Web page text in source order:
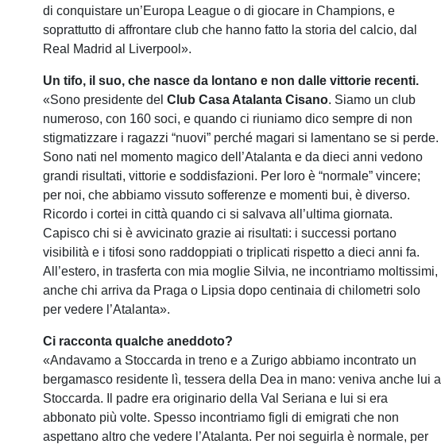
di conquistare un’Europa League o di giocare in Champions, e
soprattutto di affrontare club che hanno fatto la storia del calcio, dal
Real Madrid al Liverpool».
Un tifo, il suo, che nasce da lontano e non dalle vittorie recenti.
«Sono presidente delClub Casa Atalanta Cisano. Siamo un club
numeroso, con 160 soci, e quando ci riuniamo dico sempre di non
stigmatizzare i ragazzi “nuovi” perché magari si lamentano se si perde.
Sono nati nel momento magico dell’Atalanta e da dieci anni vedono
grandi risultati, vittorie e soddisfazioni. Per loro è “normale” vincere;
per noi, che abbiamo vissuto sofferenze e momenti bui, è diverso.
Ricordo i cortei in città quando ci si salvava all’ultima giornata.
Capisco chi si è avvicinato grazie ai risultati: i successi portano
visibilità e i tifosi sono raddoppiati o triplicati rispetto a dieci anni fa.
All’estero, in trasferta con mia moglie Silvia, ne incontriamo moltissimi,
anche chi arriva da Praga o Lipsia dopo centinaia di chilometri solo
per vedere l’Atalanta».
Ci racconta qualche aneddoto?
«Andavamo a Stoccarda in treno e a Zurigo abbiamo incontrato un
bergamasco residente lì, tessera della Dea in mano: veniva anche lui a
Stoccarda. Il padre era originario della Val Seriana e lui si era
abbonato più volte. Spesso incontriamo figli di emigrati che non
aspettano altro che vedere l’Atalanta. Per noi seguirla è normale, per